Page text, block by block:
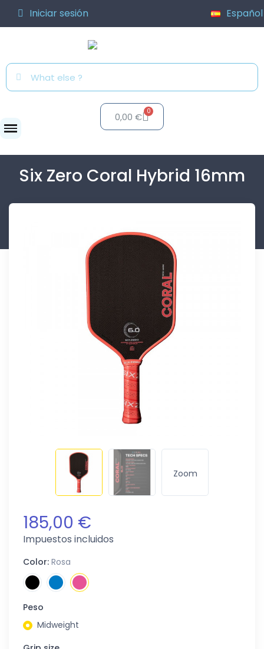
Iniciar sesión Español
0,00 €
Six Zero Coral Hybrid 16mm
Zoom
185,00 €
Impuestos incluidos
Color: Rosa
Peso
Midweight